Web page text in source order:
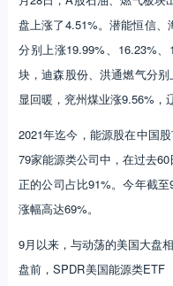
盘上涨了4.51%。潜能恒信
分别上涨19.99%、16.23%
块，迪森股份、洪通燃气分
显回暖，兖州煤业涨9.56%，
2021年迄今，能源股在中国
79家能源类公司中，在过去
正的公司占比91%。今年截至
涨幅高达69%。
9月以来，与动荡的美国大盘
盘前，SPDR美国能源类ETF